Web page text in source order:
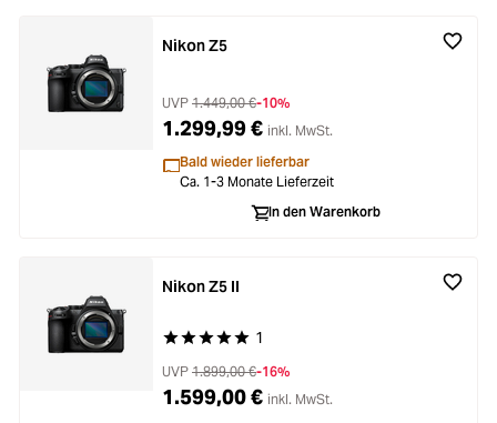
Nikon Z5
UVP 1.449,00 €-10%
1.299,99 € inkl. MwSt.
Bald wieder lieferbar
Ca. 1-3 Monate Lieferzeit
In den Warenkorb
Durchschnittliche Bewertung von 5 von 5
1
Nikon Z5 II
UVP 1.899,00 €-16%
1.599,00 € inkl. MwSt.